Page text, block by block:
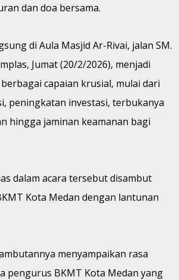
dan doa bersama.
di Aula Masjid Ar-Rivai, jalan SM.
Jumat (20/2/2026), menjadi
capaian krusial, mulai dari
peningkatan investasi, terbukanya
hingga jaminan keamanan bagi
dalam acara tersebut disambut
Kota Medan dengan lantunan
menyampaikan rasa
pengurus BKMT Kota Medan yang